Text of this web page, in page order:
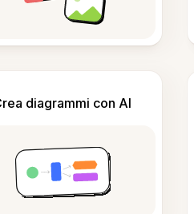
diagrammi con AI